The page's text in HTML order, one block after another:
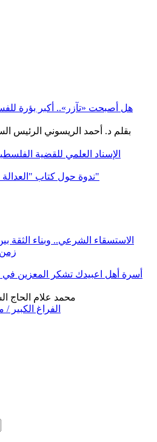
هل أصبحت «تآزر».. أكبر بؤرة
الإسناد العلمي للقضية
ندوة حول كتاب "العدالة الاجتماعية في الإسلام"
الاستسقاء الشرعي.. وبناء الثقة
أسرة أهل اعبيدك تشكر المعزين في
الفراغ الكبير